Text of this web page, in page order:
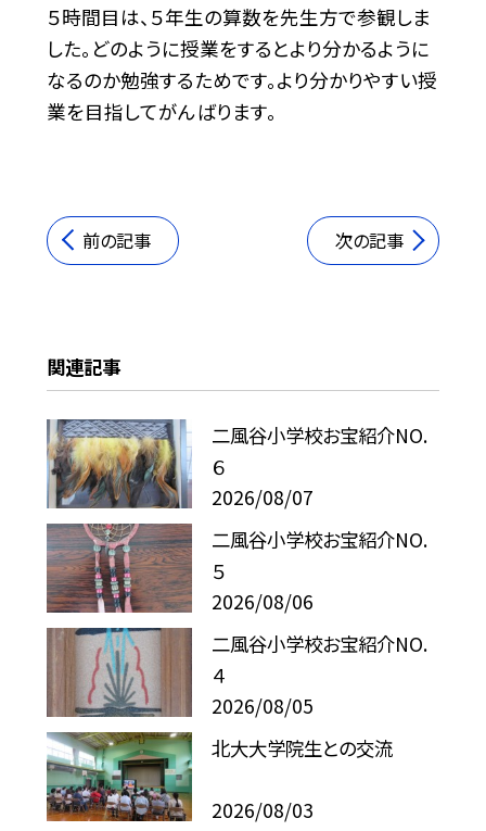
５時間目は、５年生の算数を先生方で参観しま
した。どのように授業をするとより分かるように
なるのか勉強するためです。より分かりやすい授
業を目指してがんばります。
前の記事 次の記事
関連記事
二風谷小学校お宝紹介NO.
６
2026/08/07
二風谷小学校お宝紹介NO.
５
2026/08/06
二風谷小学校お宝紹介NO.
４
2026/08/05
北大大学院生との交流
2026/08/03